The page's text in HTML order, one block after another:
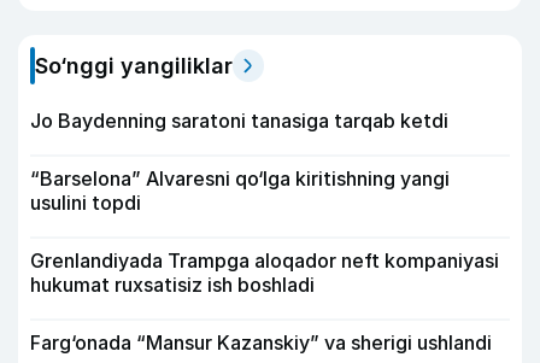
So‘nggi yangiliklar
Jo Baydenning saratoni tanasiga tarqab ketdi
“Barselona” Alvaresni qo‘lga kiritishning yangi
usulini topdi
Grenlandiyada Trampga aloqador neft kompaniyasi
hukumat ruxsatisiz ish boshladi
Farg‘onada “Mansur Kazanskiy” va sherigi ushlandi